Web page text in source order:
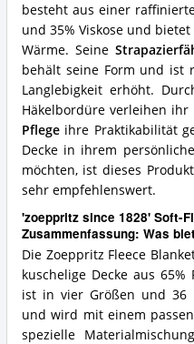
besteht aus einer
und 35% Viskose und bietet
Wärme. Seine
behält seine Form und ist
Langlebigkeit erhöht.
Häkelbordüre verleihen ihr
Pflegeihre Praktikabilität
Decke in ihrem
möchten, ist dieses
sehr empfehlenswert.
'zoeppritz since 1828' Soft-
Zusammenfassung: Was
Die Zoeppritz Fleece
kuschelige Decke aus 65%
ist in vier Größen und 36
und wird mit einem
spezielle